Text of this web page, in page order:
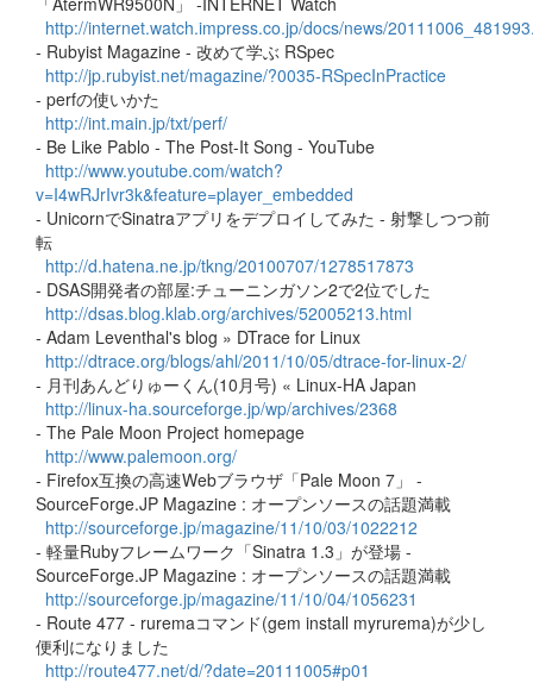
http://internet.watch.impress.co.jp/docs/news/
- Rubyist Magazine - 改めて学ぶ RSpec
http://jp.rubyist.net/magazine/?0035-RSpecInPractice
- perfの使いかた
http://int.main.jp/txt/perf/
- Be Like Pablo - The Post-It Song - YouTube
http://www.youtube.com/watch?
v=I4wRJrIvr3k&feature=player_embedded
- UnicornでSinatraアプリをデプロイしてみた - 射撃しつつ前
転
http://d.hatena.ne.jp/tkng/20100707/1278517873
- DSAS開発者の部屋:チューニンガソン2で2位でした
http://dsas.blog.klab.org/archives/52005213.html
- Adam Leventhal's blog » DTrace for Linux
http://dtrace.org/blogs/ahl/2011/10/05/dtrace-for-linux-2/
- 月刊あんどりゅーくん(10月号) « Linux-HA Japan
http://linux-ha.sourceforge.jp/wp/archives/2368
- The Pale Moon Project homepage
http://www.palemoon.org/
- Firefox互換の高速Webブラウザ「Pale Moon 7」 -
SourceForge.JP Magazine : オープンソースの話題満載
http://sourceforge.jp/magazine/11/10/03/1022212
- 軽量Rubyフレームワーク「Sinatra 1.3」が登場 -
SourceForge.JP Magazine : オープンソースの話題満載
http://sourceforge.jp/magazine/11/10/04/1056231
- Route 477 - ruremaコマンド(gem install myrurema)が少し
便利になりました
http://route477.net/d/?date=20111005#p01